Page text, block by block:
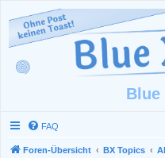
Blue
FAQ
Foren-Übersicht BX Topics